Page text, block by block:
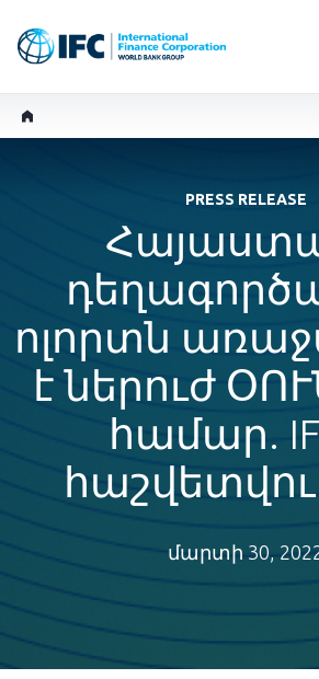
PRESS RELEASE
ոլորտն
է ներուժ
համար.
մարտի 30,